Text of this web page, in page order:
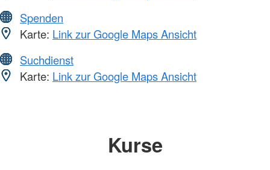
Spenden
Karte: Link zur Google Maps Ansicht
Suchdienst
Karte: Link zur Google Maps Ansicht
Kurse